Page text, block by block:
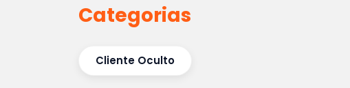
Categorias
Cliente Oculto